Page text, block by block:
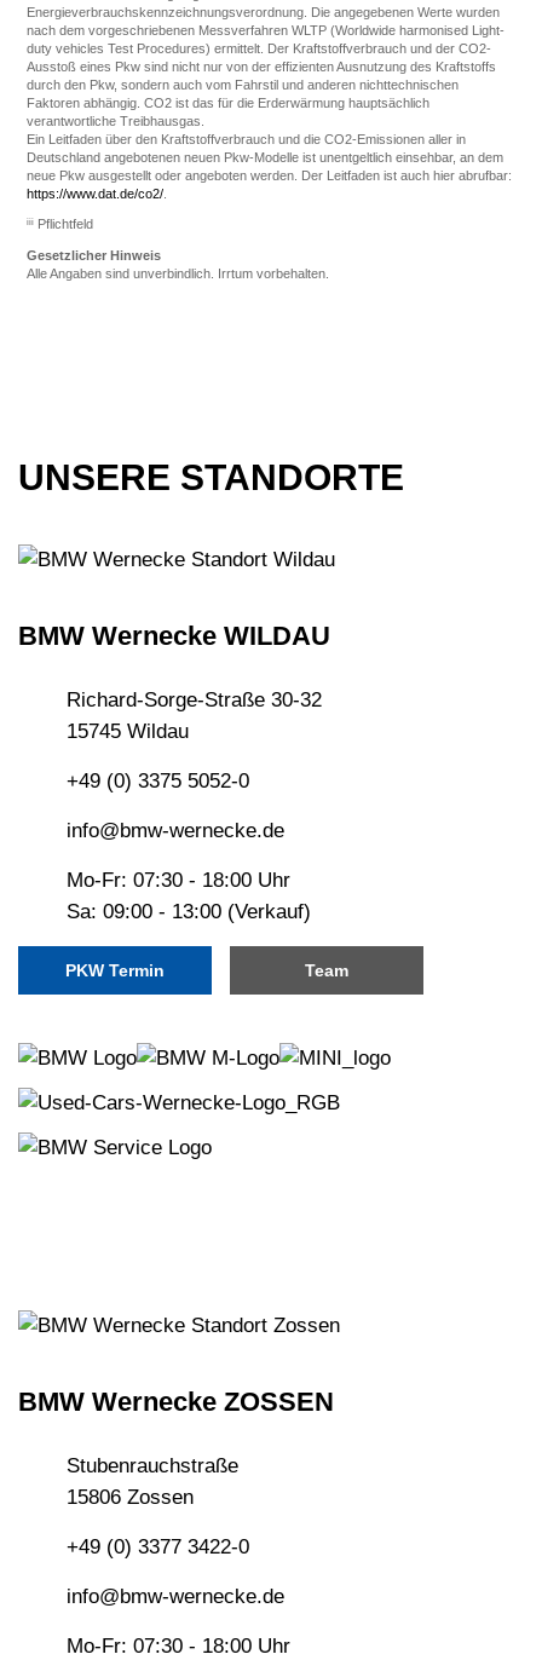
Energieverbrauchskennzeichnungsverordnung. Die angegebenen Werte wurden
nach dem vorgeschriebenen Messverfahren WLTP (Worldwide harmonised Light-
duty vehicles Test Procedures) ermittelt. Der Kraftstoffverbrauch und der CO2-
Ausstoß eines Pkw sind nicht nur von der effizienten Ausnutzung des Kraftstoffs
durch den Pkw, sondern auch vom Fahrstil und anderen nichttechnischen
Faktoren abhängig. CO2 ist das für die Erderwärmung hauptsächlich
verantwortliche Treibhausgas.
Ein Leitfaden über den Kraftstoffverbrauch und die CO2-Emissionen aller in
Deutschland angebotenen neuen Pkw-Modelle ist unentgeltlich einsehbar, an dem
neue Pkw ausgestellt oder angeboten werden. Der Leitfaden ist auch hier abrufbar:
https://www.dat.de/co2/
iii Pflichtfeld
Gesetzlicher Hinweis
Alle Angaben sind unverbindlich. Irrtum vorbehalten.
UNSERE STANDORTE
BMW Wernecke WILDAU
Richard-Sorge-Straße 30-32
15745 Wildau
+49 (0) 3375 5052-0
info@bmw-wernecke.de
Mo-Fr: 07:30 - 18:00 Uhr
Sa: 09:00 - 13:00 (Verkauf)
PKW Termin Team
BMW Wernecke ZOSSEN
Stubenrauchstraße
15806 Zossen
+49 (0) 3377 3422-0
info@bmw-wernecke.de
Mo-Fr: 07:30 - 18:00 Uhr